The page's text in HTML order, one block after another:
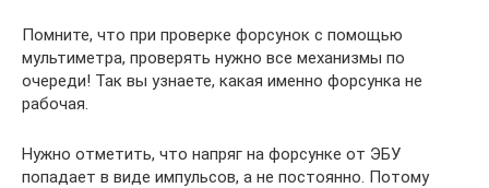
Помните, что при проверке форсунок с помощью
мультиметра, проверять нужно все механизмы по
очереди! Так вы узнаете, какая именно форсунка не
рабочая.
Нужно отметить, что напряг на форсунке от ЭБУ
попадает в виде импульсов, а не постоянно. Потому